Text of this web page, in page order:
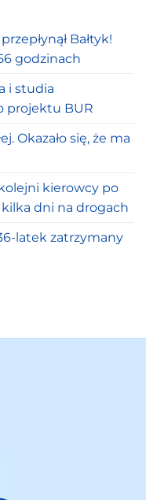
Bałtyk!
godzinach
i studia
projektu BUR
Okazało się, że ma
kierowcy po
dni na drogach
latek zatrzymany